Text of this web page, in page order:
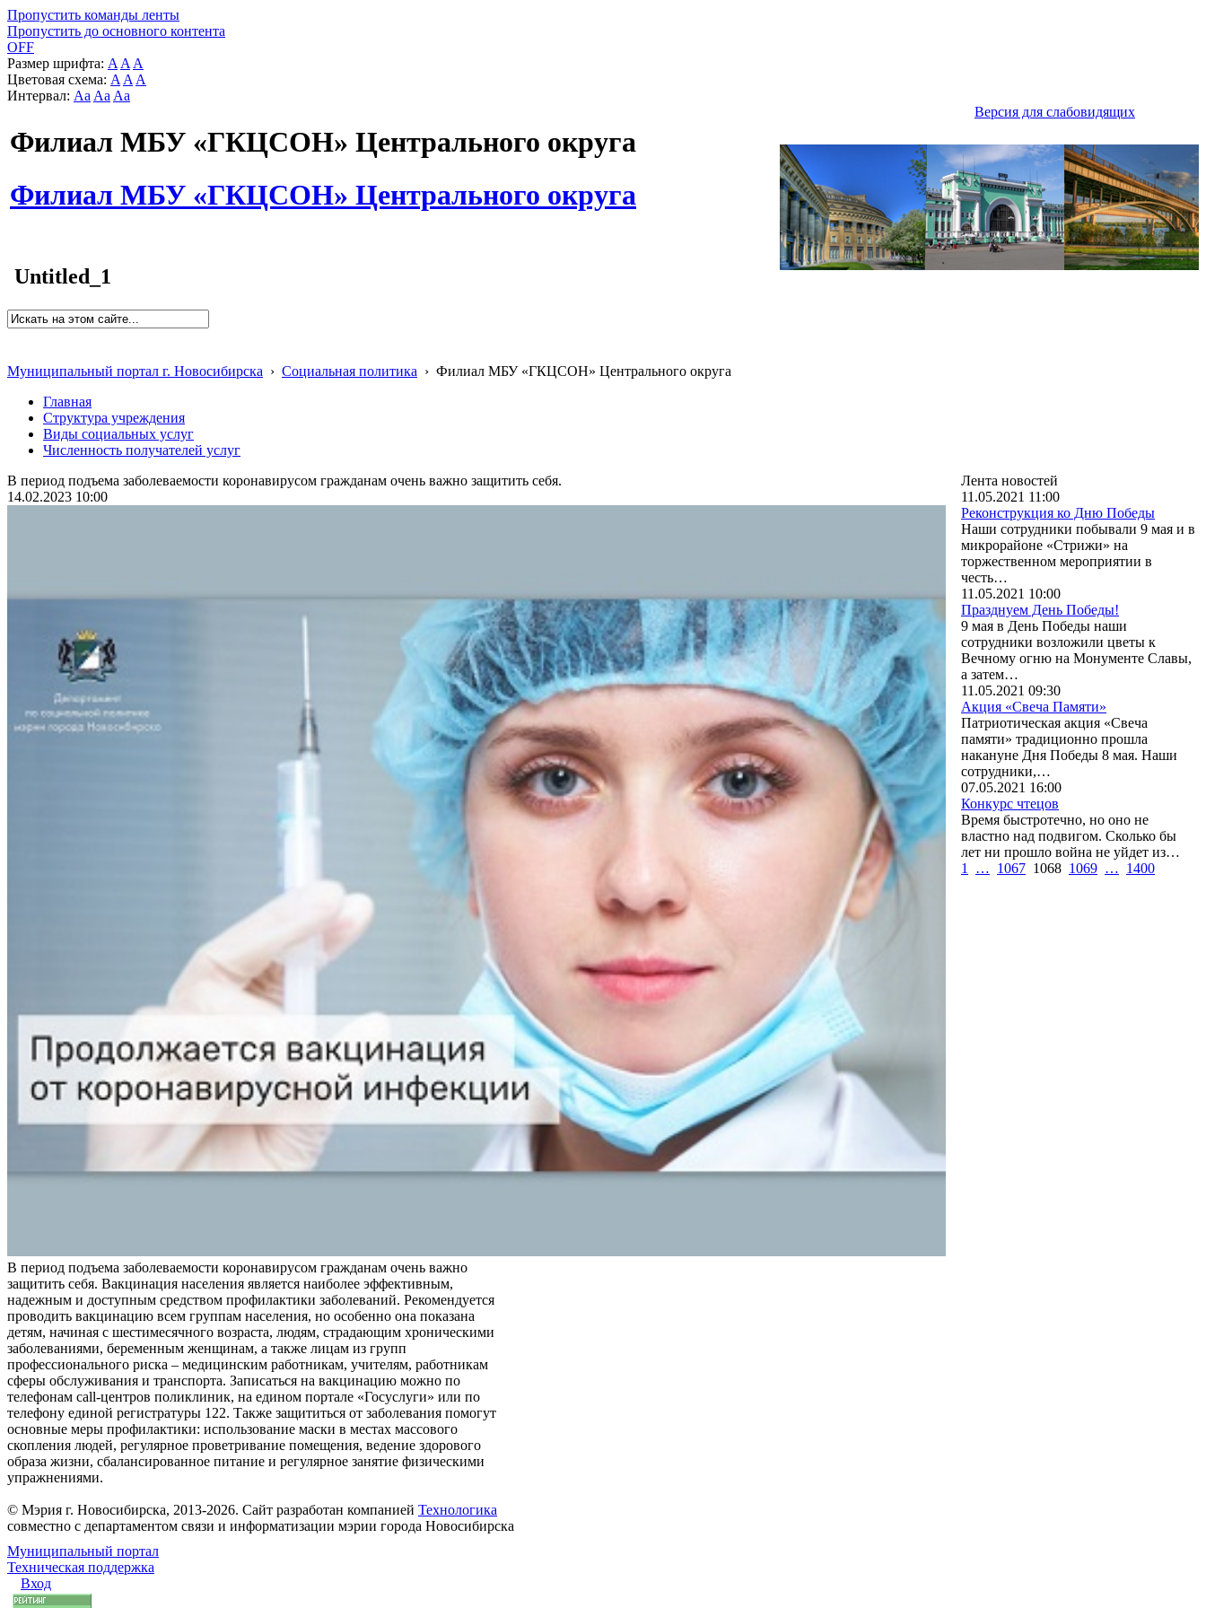
Пропустить команды ленты
Пропустить до основного контента
OFF
Размер шрифта: A A A
Цветовая схема: A A A
Интервал: Aa Aa Aa
Версия для слабовидящих
Филиал МБУ «ГКЦСОН» Центрального округа
Филиал МБУ «ГКЦСОН» Центрального округа
Untitled_1
Муниципальный портал г. Новосибирска › Социальная политика › Филиал МБУ «ГКЦСОН» Центрального округа
Главная
Структура учреждения
Виды социальных услуг
Численность получателей услуг
В период подъема заболеваемости коронавирусом гражданам очень важно защитить себя.
14.02.2023 10:00
В период подъема заболеваемости коронавирусом гражданам очень важно
защитить себя. Вакцинация населения является наиболее эффективным,
надежным и доступным средством профилактики заболеваний. Рекомендуется
проводить вакцинацию всем группам населения, но особенно она показана
детям, начиная с шестимесячного возраста, людям, страдающим хроническими
заболеваниями, беременным женщинам, а также лицам из групп
профессионального риска – медицинским работникам, учителям, работникам
сферы обслуживания и транспорта. Записаться на вакцинацию можно по
телефонам call-центров поликлиник, на едином портале «Госуслуги» или по
телефону единой регистратуры 122. Также защититься от заболевания помогут
основные меры профилактики: использование маски в местах массового
скопления людей, регулярное проветривание помещения, ведение здорового
образа жизни, сбалансированное питание и регулярное занятие физическими
упражнениями.
Лента новостей
11.05.2021 11:00
Реконструкция ко Дню Победы
Наши сотрудники побывали 9 мая и в
микрорайоне «Стрижи» на
торжественном мероприятии в
честь…
11.05.2021 10:00
Празднуем День Победы!
9 мая в День Победы наши
сотрудники возложили цветы к
Вечному огню на Монументе Славы,
а затем…
11.05.2021 09:30
Акция «Свеча Памяти»
Патриотическая акция «Свеча
памяти» традиционно прошла
накануне Дня Победы 8 мая. Наши
сотрудники,…
07.05.2021 16:00
Конкурс чтецов
Время быстротечно, но оно не
властно над подвигом. Сколько бы
лет ни прошло война не уйдет из…
1
… 1067 1068 1069 … 1400
© Мэрия г. Новосибирска, 2013-2026. Сайт разработан компанией Технологика
совместно с департаментом связи и информатизации мэрии города Новосибирска
Муниципальный портал
Техническая поддержка
Вход